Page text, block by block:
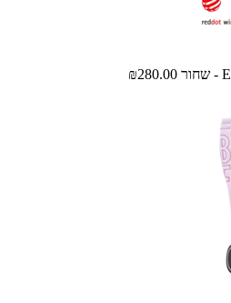
₪280.00